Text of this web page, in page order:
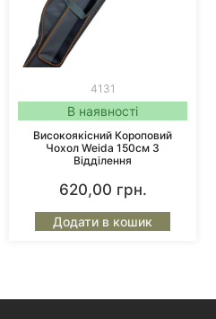
4131
В наявності
Високоякісний Короповий
Чохол Weida 150см 3
Відділення
620,00 грн.
Додати в кошик